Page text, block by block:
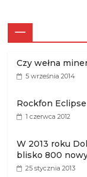
—
Czy wełna
5 września 2014
Rockfon
1 czerwca 2012
W 2013 roku
blisko 800
25 stycznia 2013